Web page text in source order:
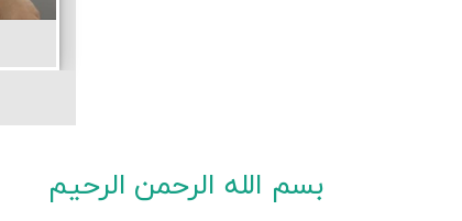
بسم الله الرحمن الرحیم